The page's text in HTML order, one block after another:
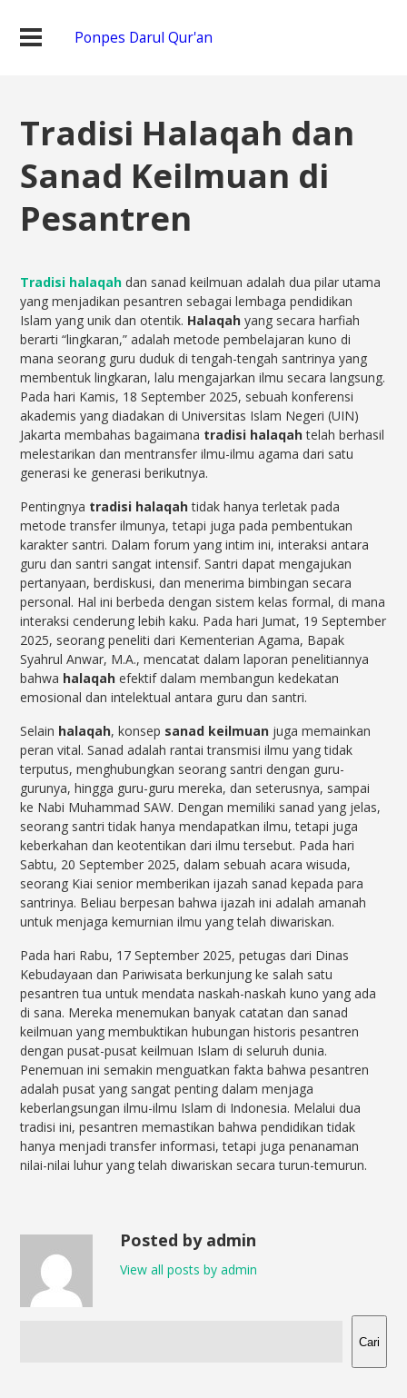
Ponpes Darul Qur'an
Tradisi Halaqah dan
Sanad Keilmuan di
Pesantren
Tradisi halaqah dan sanad keilmuan adalah dua pilar utama
yang menjadikan pesantren sebagai lembaga pendidikan
Islam yang unik dan otentik. Halaqah yang secara harfiah
berarti “lingkaran,” adalah metode pembelajaran kuno di
mana seorang guru duduk di tengah-tengah santrinya yang
membentuk lingkaran, lalu mengajarkan ilmu secara langsung.
Pada hari Kamis, 18 September 2025, sebuah konferensi
akademis yang diadakan di Universitas Islam Negeri (UIN)
Jakarta membahas bagaimana tradisi halaqahtelah berhasil
melestarikan dan mentransfer ilmu-ilmu agama dari satu
generasi ke generasi berikutnya.
Pentingnya tradisi halaqahtidak hanya terletak pada
metode transfer ilmunya, tetapi juga pada pembentukan
karakter santri. Dalam forum yang intim ini, interaksi antara
guru dan santri sangat intensif. Santri dapat mengajukan
pertanyaan, berdiskusi, dan menerima bimbingan secara
personal. Hal ini berbeda dengan sistem kelas formal, di mana
interaksi cenderung lebih kaku. Pada hari Jumat, 19 September
2025, seorang peneliti dari Kementerian Agama, Bapak
Syahrul Anwar, M.A., mencatat dalam laporan penelitiannya
bahwa halaqah efektif dalam membangun kedekatan
emosional dan intelektual antara guru dan santri.
Selain halaqah, konsep sanad keilmuan juga memainkan
peran vital. Sanad adalah rantai transmisi ilmu yang tidak
terputus, menghubungkan seorang santri dengan guru-
gurunya, hingga guru-guru mereka, dan seterusnya, sampai
ke Nabi Muhammad SAW. Dengan memiliki sanad yang jelas,
seorang santri tidak hanya mendapatkan ilmu, tetapi juga
keberkahan dan keotentikan dari ilmu tersebut. Pada hari
Sabtu, 20 September 2025, dalam sebuah acara wisuda,
seorang Kiai senior memberikan ijazah sanad kepada para
santrinya. Beliau berpesan bahwa ijazah ini adalah amanah
untuk menjaga kemurnian ilmu yang telah diwariskan.
Pada hari Rabu, 17 September 2025, petugas dari Dinas
Kebudayaan dan Pariwisata berkunjung ke salah satu
pesantren tua untuk mendata naskah-naskah kuno yang ada
di sana. Mereka menemukan banyak catatan dan sanad
keilmuan yang membuktikan hubungan historis pesantren
dengan pusat-pusat keilmuan Islam di seluruh dunia.
Penemuan ini semakin menguatkan fakta bahwa pesantren
adalah pusat yang sangat penting dalam menjaga
keberlangsungan ilmu-ilmu Islam di Indonesia. Melalui dua
tradisi ini, pesantren memastikan bahwa pendidikan tidak
hanya menjadi transfer informasi, tetapi juga penanaman
nilai-nilai luhur yang telah diwariskan secara turun-temurun.
Posted by admin
View all posts by admin
Cari